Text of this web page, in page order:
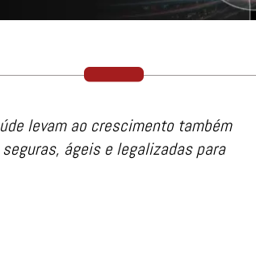
levam ao crescimento também
ágeis e legalizadas para